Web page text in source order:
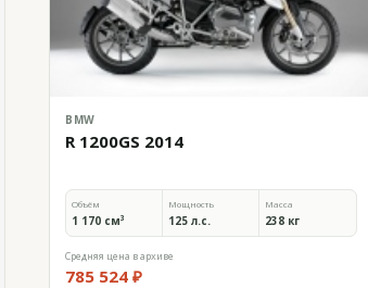
BMW
R 1200GS 2014
Объём
1 170 см³
Мощность
125 л.с.
Масса
238 кг
Средняя цена в архиве
785 524 ₽